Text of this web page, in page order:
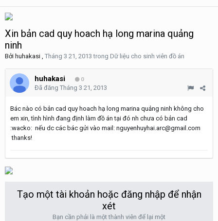
Xin bản cad quy hoach hạ long marina quảng
ninh
Bởi huhakasi , Tháng 3 21, 2013trong Dữ liệu cho sinh viên đồ án
huhakasi 0
Đã đăng Tháng 3 21, 2013
Bác nào có bản cad quy hoach hạ long marina quảng ninh không cho
em xin, tình hình đang định làm đồ án tại đó nh chưa có bản cad
:wacko: nếu dc các bác gửi vào mail: nguyenhuyhai.arc@gmail.com
thanks!
Tạo một tài khoản hoặc đăng nhập để nhận
xét
Bạn cần phải là một thành viên để lại một